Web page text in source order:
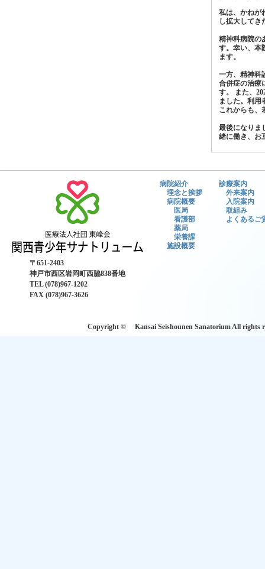
私は、かねが
し拡大してき
精神科病院の
す。幸い、本
ます。
一方、精神科
合併症の治療
す。 また、
ました。利用
これからも、
最後になりま
緒に働き、お
〒651-2403
神戸市西区岩岡町西脇838番地
TEL (078)967-1202
FAX (078)967-3626
病院紹介
理念と挨拶
病院概要
医局
看護部
薬局
栄養課
施設概要
診療案内
外来案内
入院案内
取組み
よくあるご
Copyright © Kansai Seishounen Sanatorium All rights